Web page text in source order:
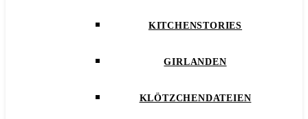
KITCHENSTORIES
GIRLANDEN
KLÖTZCHENDATEIEN